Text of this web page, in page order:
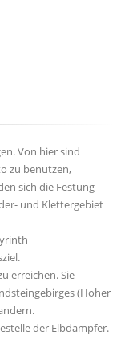
Von hier sind
zu benutzen,
sich die Festung
und Klettergebiet
erreichen. Sie
(Hoher
der Elbdampfer.